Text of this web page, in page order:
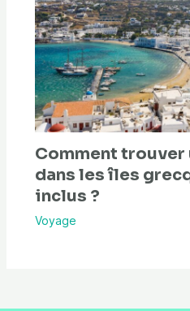
Comment
dans les îles
inclus ?
Voyage